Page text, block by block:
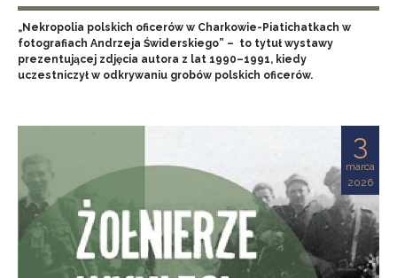
„Nekropolia polskich oficerów w Charkowie-Piatichatkach w
fotografiach Andrzeja Świderskiego” – to tytuł wystawy
prezentującej zdjęcia autora z lat 1990–1991, kiedy
uczestniczył w odkrywaniu grobów polskich oficerów.
3
marca
2026